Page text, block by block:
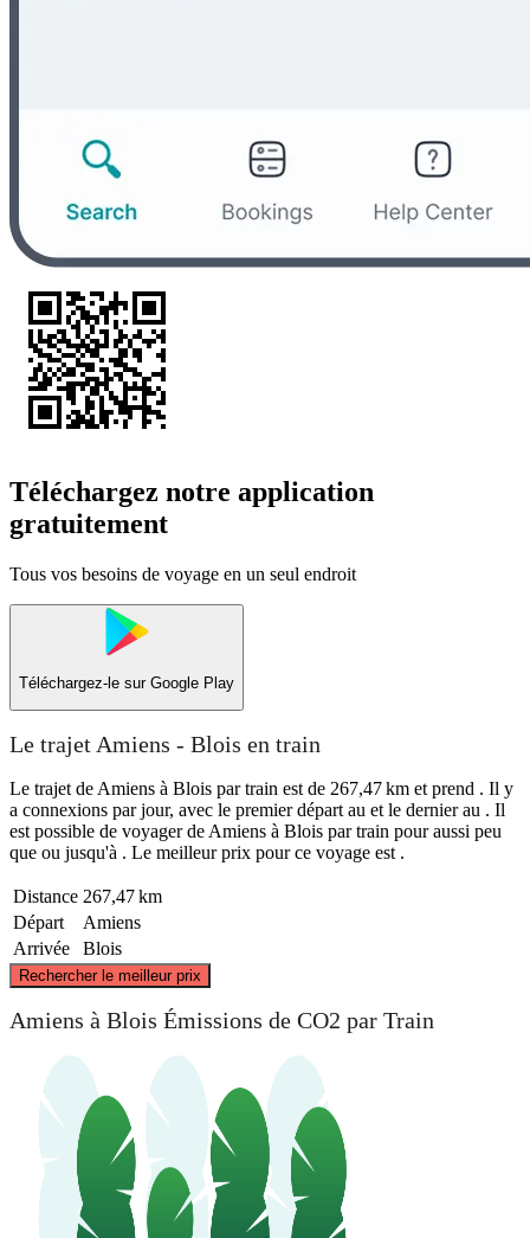
Téléchargez notre application
gratuitement
Tous vos besoins de voyage en un seul endroit
Téléchargez-le sur Google Play
Le trajet Amiens - Blois en train
Le trajet de Amiens à Blois par train est de 267,47 km et prend . Il y
a connexions par jour, avec le premier départ au et le dernier au . Il
est possible de voyager de Amiens à Blois par train pour aussi peu
que ou jusqu'à . Le meilleur prix pour ce voyage est .
Distance 267,47 km
Départ
Amiens
Arrivée
Blois
Rechercher le meilleur prix
Amiens à Blois Émissions de CO2 par Train